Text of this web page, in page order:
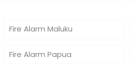
Fire Alarm Maluku
Fire Alarm Papua